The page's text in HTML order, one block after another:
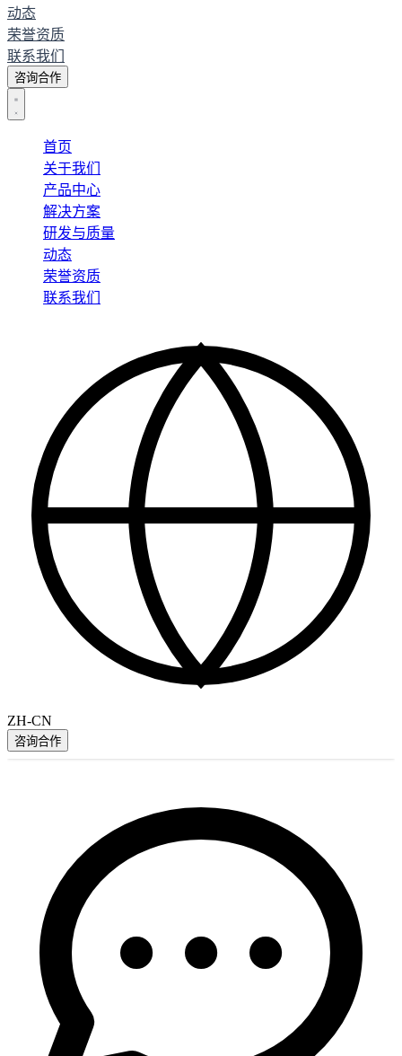
动态
荣誉资质
联系我们
咨询合作
首页
关于我们
产品中心
解决方案
研发与质量
动态
荣誉资质
联系我们
ZH-CN
咨询合作